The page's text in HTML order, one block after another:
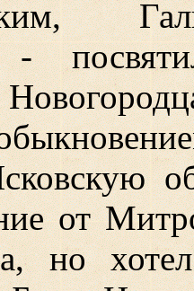
от
но